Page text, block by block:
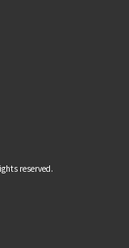
reserved.